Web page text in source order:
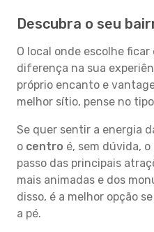
Descubra o seu
O local onde escolhe
diferença na sua
próprio encanto e
melhor sítio, pense no
Se quer sentir a energia
o centro é, sem dúvida,
passo das principais
mais animadas e dos
disso, é a melhor opção
a pé.